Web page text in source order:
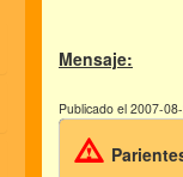
Mensaje:
Publicado el 2007-